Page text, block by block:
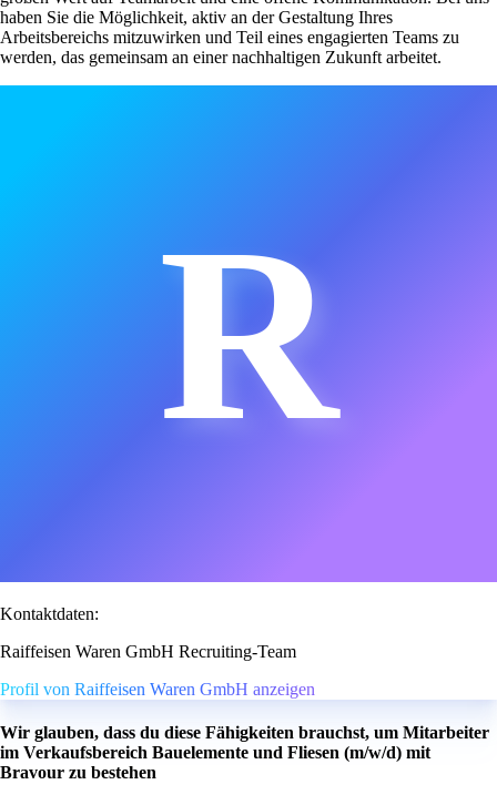
haben Sie die Möglichkeit, aktiv an der Gestaltung Ihres
Arbeitsbereichs mitzuwirken und Teil eines engagierten Teams zu
werden, das gemeinsam an einer nachhaltigen Zukunft arbeitet.
R
Kontaktdaten:
Raiffeisen Waren GmbH Recruiting-Team
Profil von Raiffeisen Waren GmbH anzeigen
Wir glauben, dass du diese Fähigkeiten brauchst, um Mitarbeiter
im Verkaufsbereich Bauelemente und Fliesen (m/w/d) mit
Bravour zu bestehen